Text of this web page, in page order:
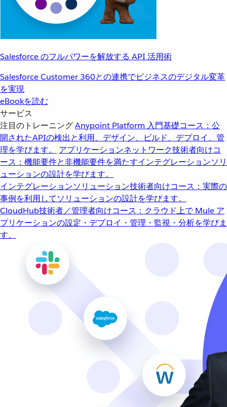
Salesforce のフルパワーを解放する API 活用術
Salesforce Customer 360との連携でビジネスのデジタル変革
を実現
eBookを読む
サービス
注目のトレーニングAnypoint Platform 入門基礎コース：公
開されたAPIの検出と利用、デザイン、ビルド、デプロイ、管
理を学びます。
アプリケーションネットワーク技術者向けコ
ース：機能要件と非機能要件を満たすインテグレーションソリ
ューションの設計を学びます。
インテグレーションソリューション技術者向けコース：実際の
事例を利用してソリューションの設計を学びます。
CloudHub技術者／管理者向けコース：クラウド上で Mule ア
プリケーションの設定・デプロイ・管理・監視・分析を学びま
す。